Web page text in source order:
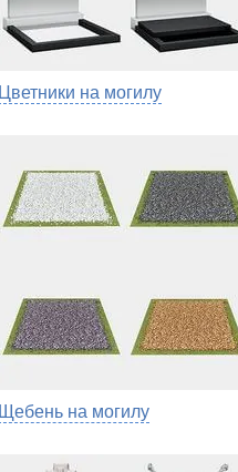
Цветники на могилу
Щебень на могилу